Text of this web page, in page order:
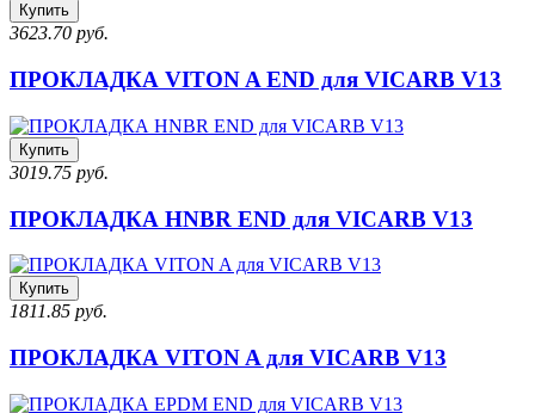
Купить
3623.70 руб.
ПРОКЛАДКА VITON A END для VICARB V13
Купить
3019.75 руб.
ПРОКЛАДКА HNBR END для VICARB V13
Купить
1811.85 руб.
ПРОКЛАДКА VITON A для VICARB V13